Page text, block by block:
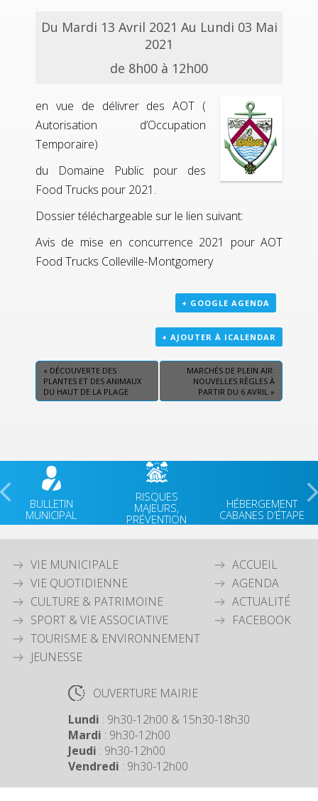
Du Mardi 13 Avril 2021 Au Lundi 03 Mai
2021
de 8h00 à 12h00
en vue de délivrer des AOT (
Autorisation d’Occupation
Temporaire)
du Domaine Public pour des
Food Trucks pour 2021.
Dossier téléchargeable sur le lien suivant:
Avis de mise en concurrence 2021 pour AOT
Food Trucks Colleville-Montgomery
+ GOOGLE AGENDA
+ AJOUTER À ICALENDAR
« DÉCOUVERTE DES
PLANTES ET DES ANIMAUX
DU HAUT DE LA PLAGE
MARCHÉS DE PLEIN AIR:
NOUVELLES RÈGLES À
PARTIR DU 6 AVRIL »
BULLETIN
MUNICIPAL
RISQUES
MAJEURS,
PRÉVENTION
HÉBERGEMENT
CABANES D’ÉTAPE
VIE MUNICIPALE
VIE QUOTIDIENNE
CULTURE & PATRIMOINE
SPORT & VIE ASSOCIATIVE
TOURISME & ENVIRONNEMENT
JEUNESSE
ACCUEIL
AGENDA
ACTUALITÉ
FACEBOOK
OUVERTURE MAIRIE
Lundi : 9h30-12h00 & 15h30-18h30
Mardi : 9h30-12h00
Jeudi : 9h30-12h00
Vendredi : 9h30-12h00